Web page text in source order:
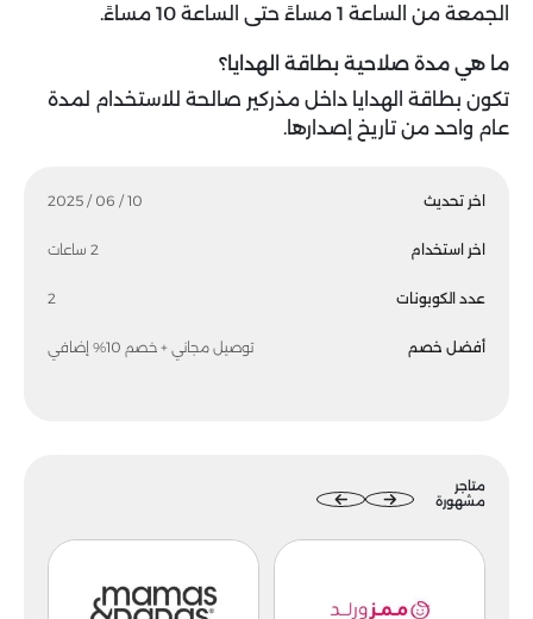
اخر تحديث 10 / 06 / 2025
اخر استخدام 2 ساعات
عدد الكوبونات 2
أفضل خصم توصيل مجاني + خصم 10% إضافي
متاجر
مشهورة
الجمعة من الساعة 1 مساءً حتى الساعة 10 مساءً.
ما هي مدة صلاحية بطاقة الهدايا؟
تكون بطاقة الهدايا داخل مذركير صالحة للاستخدام لمدة
عام واحد من تاريخ إصدارها.